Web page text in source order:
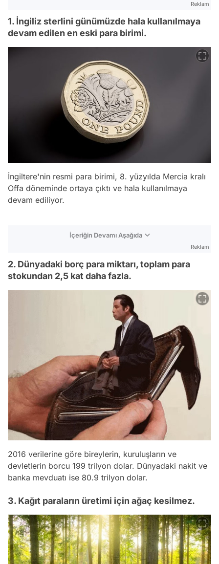
Reklam
1. İngiliz sterlini günümüzde hala kullanılmaya
devam edilen en eski para birimi.
İngiltere'nin resmi para birimi, 8. yüzyılda Mercia kralı
Offa döneminde ortaya çıktı ve hala kullanılmaya
devam ediliyor.
İçeriğin Devamı Aşağıda
Reklam
2. Dünyadaki borç para miktarı, toplam para
stokundan 2,5 kat daha fazla.
2016 verilerine göre bireylerin, kuruluşların ve
devletlerin borcu 199 trilyon dolar. Dünyadaki nakit ve
banka mevduatı ise 80.9 trilyon dolar.
3. Kağıt paraların üretimi için ağaç kesilmez.